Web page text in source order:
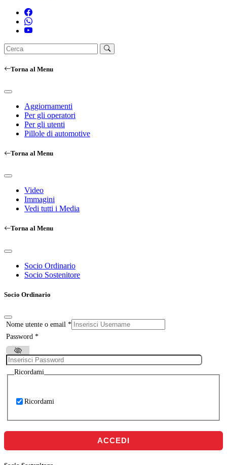
Torna al Menu
Aggiornamenti
Per gli operatori
Per gli utenti
Pillole di automotive
Torna al Menu
Video
Immagini
Vedi tutti i Media
Torna al Menu
Socio Ordinario
Socio Sostenitore
Socio Ordinario
Nome utente o email *
Password *
Ricordami
Ricordami
ACCEDI